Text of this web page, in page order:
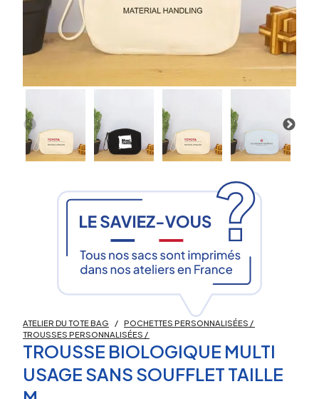
ATELIER DU TOTE BAG / POCHETTES PERSONNALISÉES /
TROUSSES PERSONNALISÉES /
TROUSSE BIOLOGIQUE MULTI
USAGE SANS SOUFFLET TAILLE